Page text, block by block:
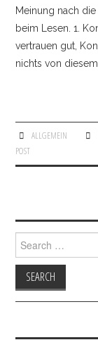
FACEBOOK
KONTAKT
Meinung nach
beim Lesen. 1.
vertrauen gut,
nichts von
ALLGEMEIN
POST
Search for: